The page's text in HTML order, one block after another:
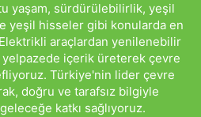
yaşam, sürdürülebilirlik, yeşil
yeşil hisseler gibi konularda en
araçlardan yenilenebilir
içerik üreterek çevre
Türkiye'nin lider çevre
doğru ve tarafsız bilgiyle
katkı sağlıyoruz.